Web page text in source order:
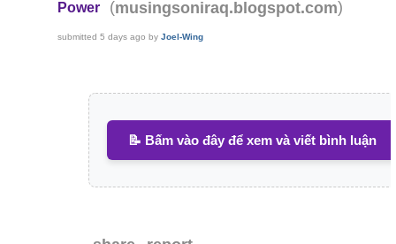
Power
(musingsoniraq.blogspot.com)
submitted5 days ago byJoel-Wing
📝 Bấm vào đây để xem và viết bình luận